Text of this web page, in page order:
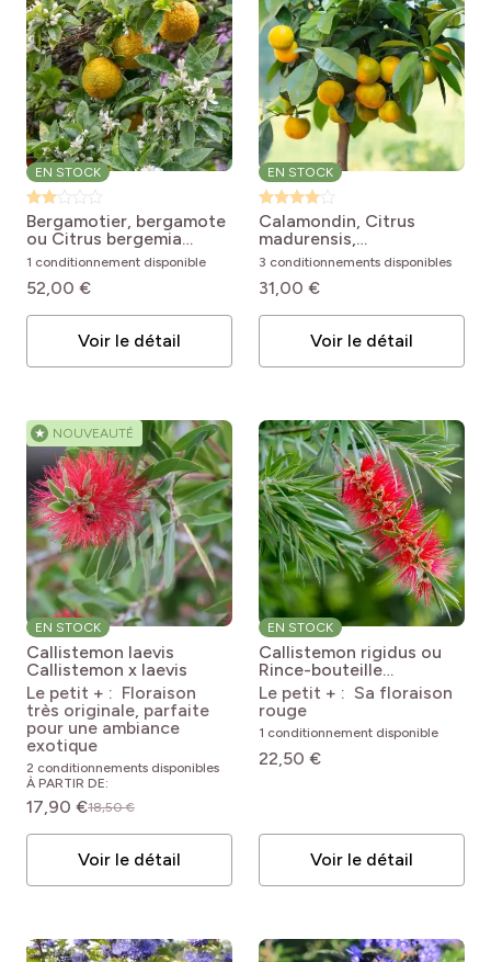
EN STOCK
Bergamotier, bergamote
ou Citrus bergemia
Citrus bergamia
1 conditionnement disponible
52,00 €
Voir le détail
EN STOCK
Calamondin, Citrus
madurensis,
Citrofortunella mitis
Citrus madurensis
3 conditionnements disponibles
31,00 €
Voir le détail
★ NOUVEAUTÉ
EN STOCK
Callistemon laevis
Callistemon x laevis
Le petit + : Floraison
très originale, parfaite
pour une ambiance
exotique
2 conditionnements disponibles
À PARTIR DE:
17,90 €18,50 €
Voir le détail
EN STOCK
Callistemon rigidus ou
Rince-bouteille
Callistemon rigidus
Le petit + : Sa floraison
rouge
1 conditionnement disponible
22,50 €
Voir le détail